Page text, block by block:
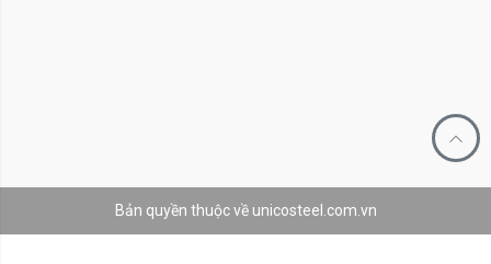
Bản quyền thuộc về unicosteel.com.vn